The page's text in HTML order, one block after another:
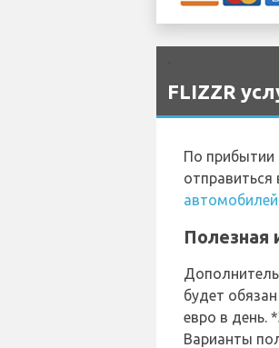
FLIZZR
По прибытии
автомобилей
Полезная
будет
евро в день.
Варианты